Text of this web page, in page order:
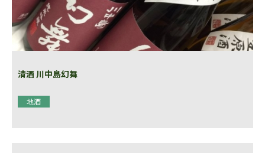
清酒 川中島幻舞
地酒